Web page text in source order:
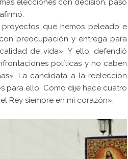
elecciones con decisión, paso
que hemos peleado e
preocupación y entrega para
de vida». Y ello, defendió
políticas y no caben
La candidata a la reelección
para ello. Como dije hace cuatro
Rey siempre en mi corazón».